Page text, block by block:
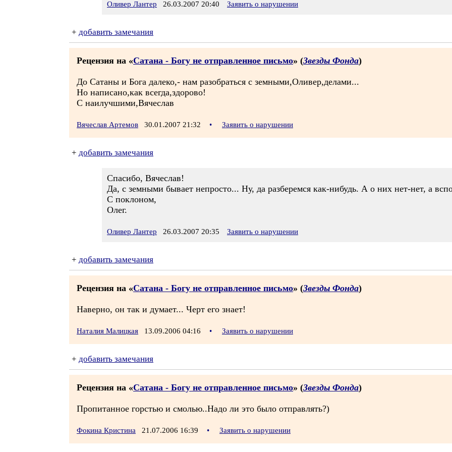
Оливер Лантер 26.03.2007 20:40 Заявить о нарушении
+ добавить замечания
Рецензия на «Сатана - Богу не отправленное письмо» (Звезды Фонда)
До Сатаны и Бога далеко,- нам разобраться с земными,Оливер,делами...
Но написано,как всегда,здорово!
С наилучшими,Вячеслав
Вячеслав Артемов 30.01.2007 21:32 • Заявить о нарушении
+ добавить замечания
Спасибо, Вячеслав!
Да, с земными бывает непросто... Ну, да разберемся как-нибудь. А о них нет-нет, а
С поклоном,
Олег.
Оливер Лантер 26.03.2007 20:35 Заявить о нарушении
+ добавить замечания
Рецензия на «Сатана - Богу не отправленное письмо» (Звезды Фонда)
Наверно, он так и думает... Черт его знает!
Наталия Малицкая 13.09.2006 04:16 • Заявить о нарушении
+ добавить замечания
Рецензия на «Сатана - Богу не отправленное письмо» (Звезды Фонда)
Пропитанное горстью и смолью..Надо ли это было отправлять?)
Фокина Кристина 21.07.2006 16:39 • Заявить о нарушении